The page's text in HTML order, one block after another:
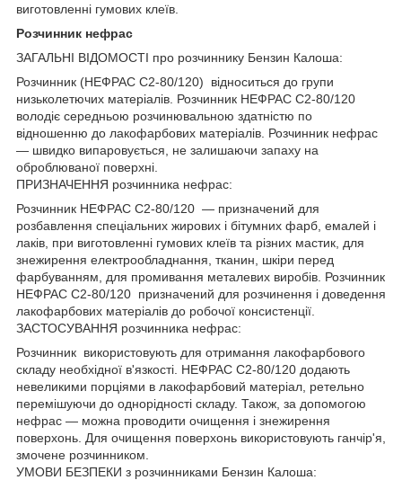
виготовленні гумових клеїв.
Розчинник нефрас
ЗАГАЛЬНІ ВІДОМОСТІ про розчиннику Бензин Калоша:
Розчинник (НЕФРАС С2-80/120) відноситься до групи
низьколетючих матеріалів. Розчинник НЕФРАС С2-80/120
володіє середньою розчинювальною здатністю по
відношенню до лакофарбових матеріалів. Розчинник нефрас
— швидко випаровується, не залишаючи запаху на
оброблюваної поверхні.
ПРИЗНАЧЕННЯ розчинника нефрас:
Розчинник НЕФРАС С2-80/120 — призначений для
розбавлення спеціальних жирових і бітумних фарб, емалей і
лаків, при виготовленні гумових клеїв та різних мастик, для
знежирення електрообладнання, тканин, шкіри перед
фарбуванням, для промивання металевих виробів. Розчинник
НЕФРАС С2-80/120 призначений для розчинення і доведення
лакофарбових матеріалів до робочої консистенції.
ЗАСТОСУВАННЯ розчинника нефрас:
Розчинник використовують для отримання лакофарбового
складу необхідної в'язкості. НЕФРАС С2-80/120 додають
невеликими порціями в лакофарбовий матеріал, ретельно
перемішуючи до однорідності складу. Також, за допомогою
нефрас — можна проводити очищення і знежирення
поверхонь. Для очищення поверхонь використовують ганчір'я,
змочене розчинником.
УМОВИ БЕЗПЕКИ з розчинниками Бензин Калоша: